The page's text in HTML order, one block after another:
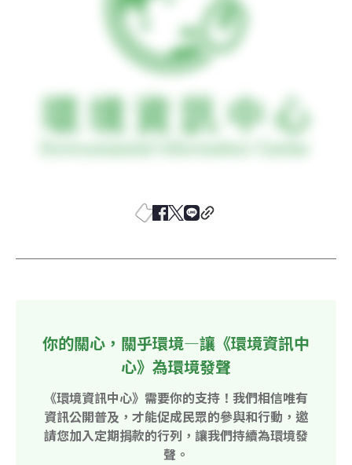
你的關心，關乎環境—讓《環境資訊中
心》為環境發聲
《環境資訊中心》需要你的支持！我們相信唯有
資訊公開普及，才能促成民眾的參與和行動，邀
請您加入定期捐款的行列，讓我們持續為環境發
聲。